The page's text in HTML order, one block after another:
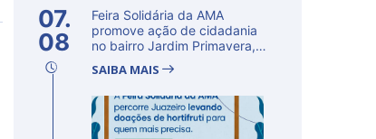
07.
08
Feira Solidária da AMA
promove ação de cidadania
no bairro Jardim Primavera,
SAIBA MAIS